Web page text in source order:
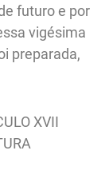
futuro e por
vigésima
preparada,
XVII